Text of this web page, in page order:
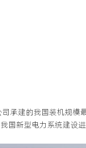
承建的我国装机规
国新型电力系统建设